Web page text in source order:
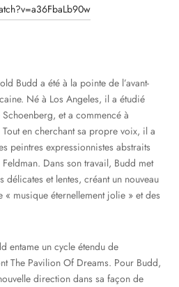
Budd a été à la pointe de l’avant-
Né à Los Angeles, il a étudié
et a commencé à
en cherchant sa propre voix, il a
peintres expressionnistes abstraits
Dans son travail, Budd met
et lentes, créant un nouveau
« musique éternellement jolie » et des
entame un cycle étendu de
The Pavilion Of Dreams. Pour Budd,
direction dans sa façon de